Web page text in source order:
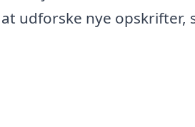
udforske nye opskrifter,